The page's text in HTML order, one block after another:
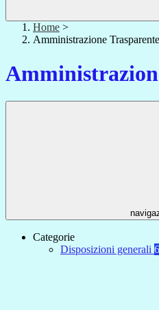
Home >
Amministrazione Trasparente
Categorie
Disposizioni generali